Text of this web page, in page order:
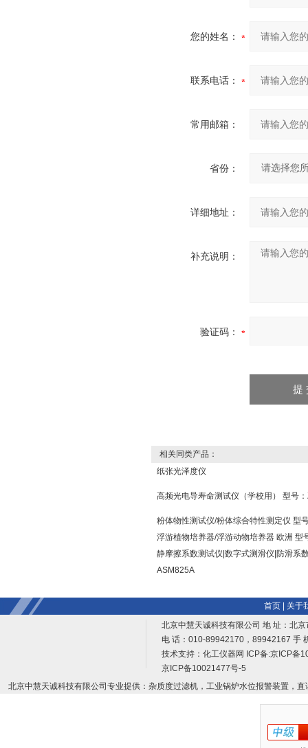
您的姓名：
联系电话：
常用邮箱：
省份：
详细地址：
补充说明：
验证码：
相关同类产品：
纸张光泽度仪
高频光电导寿命测试仪（学校用） 型号
粉体物性测试仪/粉体综合特性测定仪 型
浮游植物培养器/浮游动物培养器 欧洲 型
静摩擦系数测试仪|数字式测滑仪|防滑系
ASM825A
首页|
关于
北京中慧天诚科技有限公司 地 址：北
电 话：010-89942170，89942167 手
技术支持： 化工仪器网 ICP备:京ICP备
京ICP备10021477号-5
北京中慧天诚科技有限公司专业提供：杂质度过滤机，工业锅炉水位报警装置，